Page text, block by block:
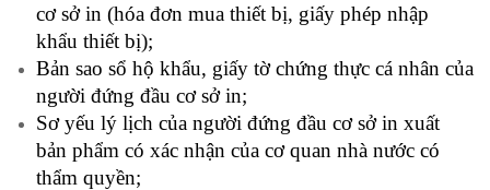
cơ sở in (hóa đơn mua thiết bị, giấy phép nhập
khẩu thiết bị);
Bản sao sổ hộ khẩu, giấy tờ chứng thực cá nhân của
người đứng đầu cơ sở in;
Sơ yếu lý lịch của người đứng đầu cơ sở in xuất
bản phẩm có xác nhận của cơ quan nhà nước có
thẩm quyền;